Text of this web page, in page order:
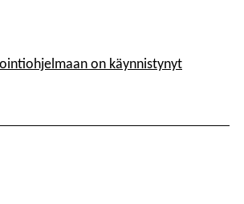
on käynnistynyt